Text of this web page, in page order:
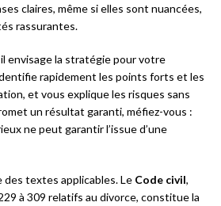
claires, même si elles sont nuancées,
rassurantes.
envisage la stratégie pour votre
rapidement les points forts et les
et vous explique les risques sans
un résultat garanti, méfiez-vous :
ne peut garantir l’issue d’une
des textes applicables. Le Code civil,
à 309 relatifs au divorce, constitue la